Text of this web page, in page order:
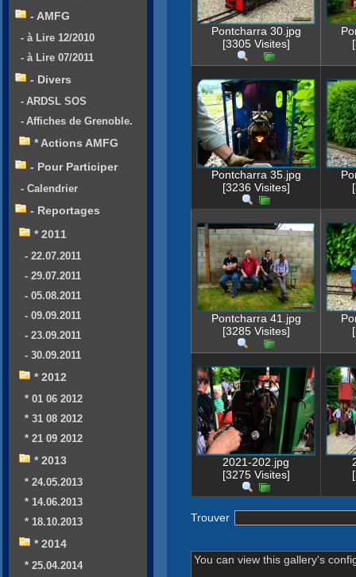
Pontcharra 30.jpg
[3305 Visites]
Pontcharra 35.jpg
[3236 Visites]
Pontcharra 41.jpg
[3285 Visites]
2021-202.jpg
[3275 Visites]
Trouver
You can view this gallery's
- AMFG
- à Lire 12/2010
- à Lire 07/2011
- Divers
- ARDSL SOS
- Affiches de Grenoble.
* Actions AMFG
- Pour Participer
- Calendrier
- Reportages
* 2011
- 22.07.2011
- 29.07.2011
- 05.08.2011
- 09.09.2011
- 23.09.2011
- 30.09.2011
* 2012
* 01 06 2012
* 31 08 2012
* 21 09 2012
* 2013
* 24.05.2013
* 14.06.2013
* 18.10.2013
* 2014
* 25.04.2014